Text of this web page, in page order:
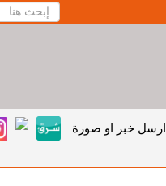
ارسل خبر او صورة